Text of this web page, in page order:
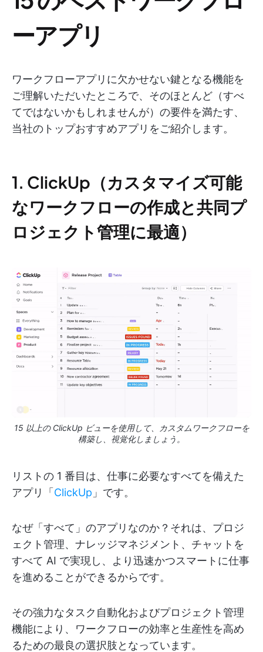
ーアプリ
ワークフローアプリに欠かせない鍵となる機能を
ご理解いただいたところで、そのほとんど（すべ
てではないかもしれませんが）の要件を満たす、
当社のトップおすすめアプリをご紹介します。
1. ClickUp（カスタマイズ可能
なワークフローの作成と共同プ
ロジェクト管理に最適）
15 以上の ClickUp ビューを使用して、カスタムワークフローを
構築し、視覚化しましょう。
リストの 1 番目は、仕事に必要なすべてを備えた
アプリ「 ClickUp 」です。
なぜ「すべて」のアプリなのか？それは、プロジ
ェクト管理、ナレッジマネジメント、チャットを
すべて AI で実現し、より迅速かつスマートに仕事
を進めることができるからです。
その強力なタスク自動化およびプロジェクト管理
機能により、ワークフローの効率と生産性を高め
るための最良の選択肢となっています。